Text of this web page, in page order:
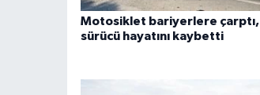
Motosiklet bariyerlere çarptı,
sürücü hayatını kaybetti